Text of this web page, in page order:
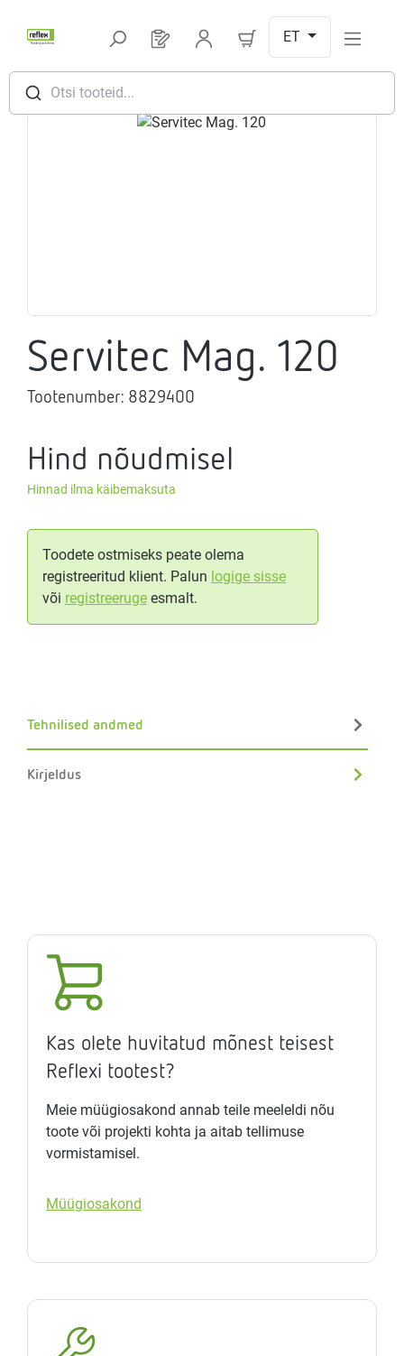
Otsi tooteid...
Sul on 0 toodet soovinimekirjas
ET
Jäta pildigalerii vahele
Servitec Mag. 120
Tootenumber: 8829400
Hind nõudmisel
Hinnad ilma käibemaksuta
Toodete ostmiseks peate olema
registreeritud klient. Palun logige sisse
või registreeruge esmalt.
Tehnilised andmed
Kirjeldus
Kas olete huvitatud mõnest teisest
Reflexi tootest?
Meie müügiosakond annab teile meeleldi nõu
toote või projekti kohta ja aitab tellimuse
vormistamisel.
Müügiosakond